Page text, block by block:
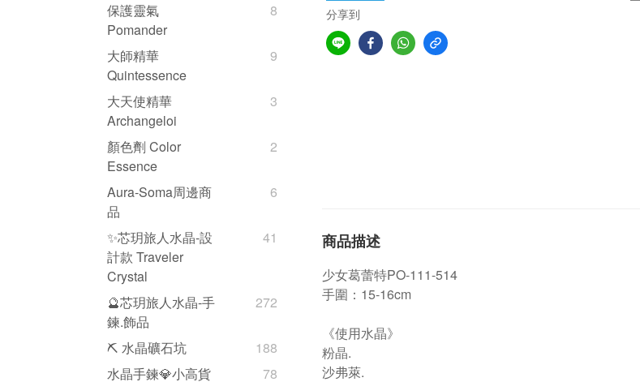
保護靈氣
Pomander
8
大師精華
Quintessence
9
大天使精華
Archangeloi
3
顏色劑 Color
Essence
2
Aura-Soma周邊商
品
6
✨芯玥旅人水晶-設
計款 Traveler
Crystal
41
🔮芯玥旅人水晶-手
鍊.飾品
272
⛏️ 水晶礦石坑
188
水晶手鍊💎小高貨
78
分享到
商品描述
少女葛蕾特PO-111-514
手圍：15-16cm
《使用水晶》
粉晶.
沙弗萊.